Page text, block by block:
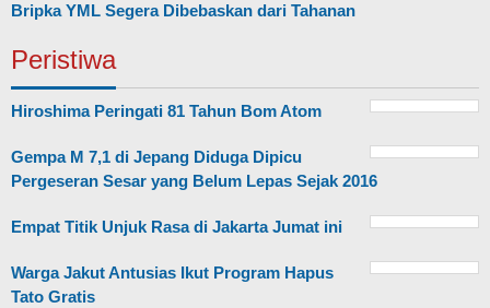
Bripka YML Segera Dibebaskan dari Tahanan
Peristiwa
Hiroshima Peringati 81 Tahun Bom Atom
Gempa M 7,1 di Jepang Diduga Dipicu
Pergeseran Sesar yang Belum Lepas Sejak 2016
Empat Titik Unjuk Rasa di Jakarta Jumat ini
Warga Jakut Antusias Ikut Program Hapus
Tato Gratis